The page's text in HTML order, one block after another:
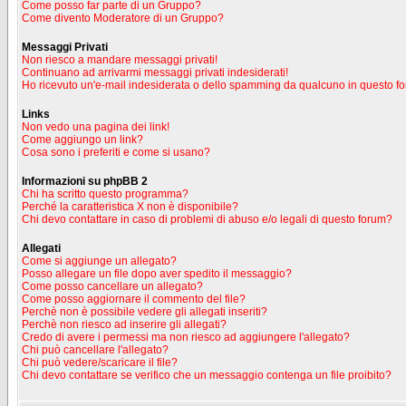
Come posso far parte di un Gruppo?
Come divento Moderatore di un Gruppo?
Messaggi Privati
Non riesco a mandare messaggi privati!
Continuano ad arrivarmi messaggi privati indesiderati!
Ho ricevuto un'e-mail indesiderata o dello spamming da qualcuno in questo
Links
Non vedo una pagina dei link!
Come aggiungo un link?
Cosa sono i preferiti e come si usano?
Informazioni su phpBB 2
Chi ha scritto questo programma?
Perché la caratteristica X non è disponibile?
Chi devo contattare in caso di problemi di abuso e/o legali di questo forum?
Allegati
Come si aggiunge un allegato?
Posso allegare un file dopo aver spedito il messaggio?
Come posso cancellare un allegato?
Come posso aggiornare il commento del file?
Perchè non è possibile vedere gli allegati inseriti?
Perchè non riesco ad inserire gli allegati?
Credo di avere i permessi ma non riesco ad aggiungere l'allegato?
Chi può cancellare l'allegato?
Chi può vedere/scaricare il file?
Chi devo contattare se verifico che un messaggio contenga un file proibito?